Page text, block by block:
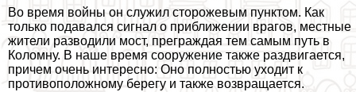
Во время войны он служил сторожевым пунктом. Как
только подавался сигнал о приближении врагов, местные
жители разводили мост, преграждая тем самым путь в
Коломну. В наше время сооружение также раздвигается,
причем очень интересно: Оно полностью уходит к
противоположному берегу и также возвращается.